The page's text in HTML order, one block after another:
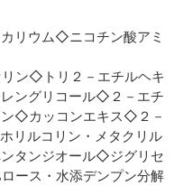
リウム◇ニコチン酸アミ
ン◇トリ２－エチルヘキ
ングリコール◇２－エチ
◇カッコンエキス◇２－
リルコリン・メタクリル
タンジオール◇ジグリセ
ース・水添デンプン分解